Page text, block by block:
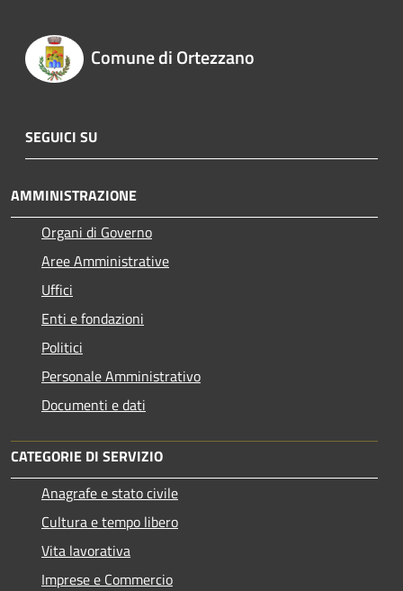
Comune di Ortezzano
SEGUICI SU
AMMINISTRAZIONE
Organi di Governo
Aree Amministrative
Uffici
Enti e fondazioni
Politici
Personale Amministrativo
Documenti e dati
CATEGORIE DI SERVIZIO
Anagrafe e stato civile
Cultura e tempo libero
Vita lavorativa
Imprese e Commercio